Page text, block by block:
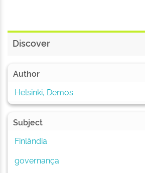
Discover
Author
Helsinki, Demos
Subject
Finlândia
governança